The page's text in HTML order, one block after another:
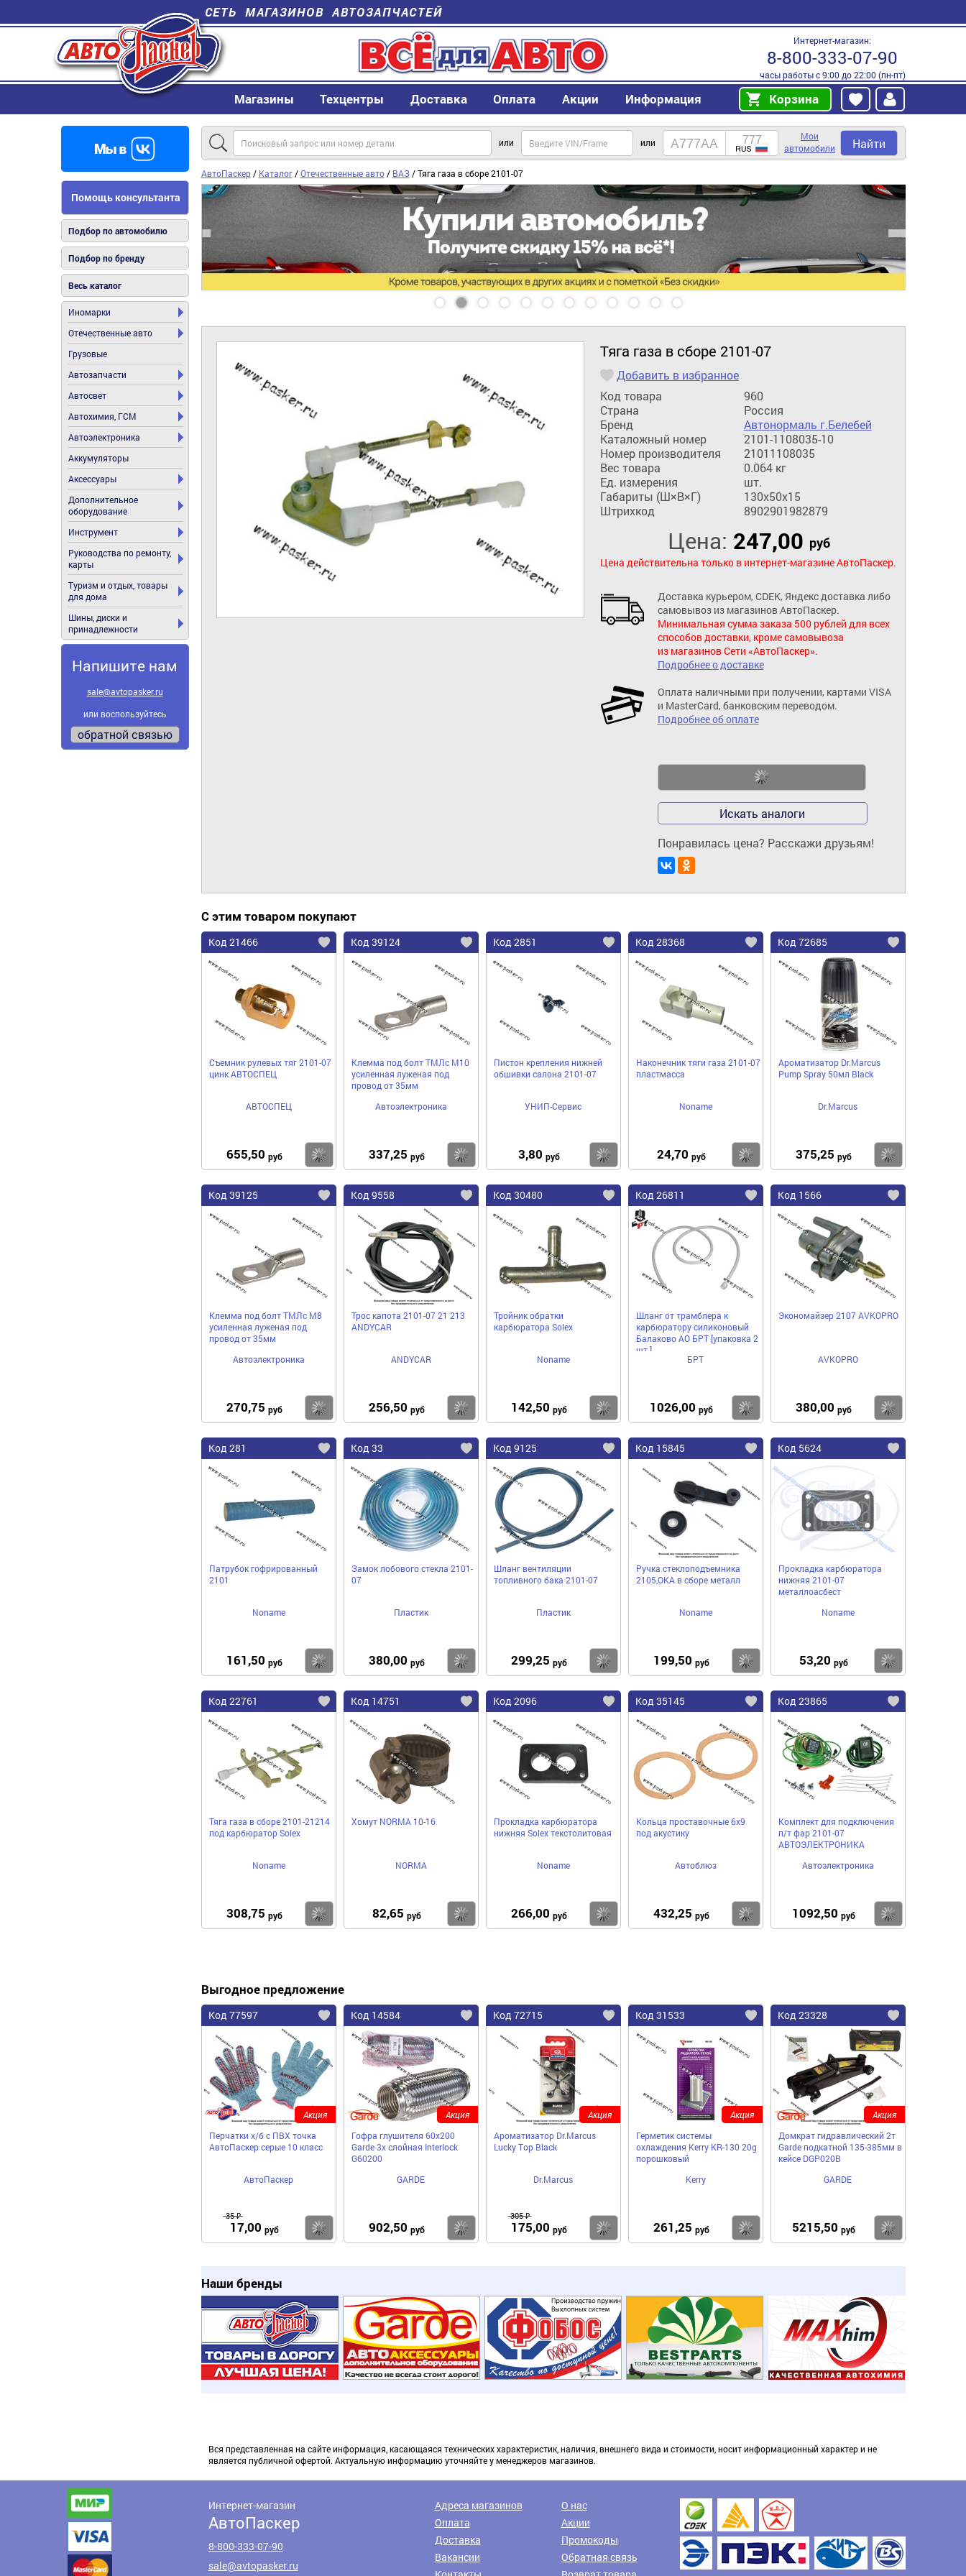
СЕТЬ МАГАЗИНОВ АВТОЗАПЧАСТЕЙ
Интернет-магазин:
8-800-333-07-90
часы работы с 9:00 до 22:00 (пн-пт)
Магазины Техцентры Доставка Оплата Акции Информация Корзина
Помощь консультанта
Подбор по автомобилю
Подбор по бренду
Весь каталог
Иномарки
Отечественные авто
Грузовые
Автозапчасти
Автосвет
Автохимия, ГСМ
Автоэлектроника
Аккумуляторы
Аксессуары
Дополнительное
оборудование
Инструмент
Руководства по ремонту,
карты
Туризм и отдых, товары
для дома
Шины, диски и
принадлежности
Напишите нам
sale@avtopasker.ru
или воспользуйтесь
обратной связью
или или
Мои
автомобили
Найти
АвтоПаскер/ Каталог/Отечественные авто/ ВАЗ/ Тяга газа в сборе 2101-07
Тяга газа в сборе 2101-07
Добавить в избранное
Код товара
960
Страна
Россия
Бренд
Автонормаль г.Белебей
Каталожный номер
2101-1108035-10
Номер производителя
21011108035
Вес товара
0.064 кг
Ед. измерения
шт.
Габариты (Ш×В×Г)
130x50x15
Штрихкод
8902901982879
Цена: 247,00 руб
Цена действительна только в интернет-магазине АвтоПаскер.
Доставка курьером, CDEK, Яндекс доставка либо
самовывоз из магазинов АвтоПаскер.
Минимальная сумма заказа 500 рублей для всех
способов доставки, кроме самовывоза
из магазинов Сети «АвтоПаскер».
Подробнее о доставке
Оплата наличными при получении, картами VISA
и MasterCard, банковским переводом.
Подробнее об оплате
Искать аналоги
Понравилась цена? Расскажи друзьям!
С этим товаром покупают
Код 21466
Съемник рулевых тяг 2101-07
цинк АВТОСПЕЦ
АВТОСПЕЦ
655,50 руб Купить
Код 39124
Клемма под болт ТМЛс М10
усиленная луженая под
провод от 35мм
Автоэлектроника
337,25 руб Купить
Код 2851
Пистон крепления нижней
обшивки салона 2101-07
УНИП-Сервис
3,80 руб Купить
Код 28368
Наконечник тяги газа 2101-07
пластмасса
Noname
24,70 руб Купить
Код 72685
Ароматизатор Dr.Marcus
Pump Spray 50мл Black
Dr.Marcus
375,25 руб
Код 39125
Клемма под болт ТМЛс М8
усиленная луженая под
провод от 35мм
Автоэлектроника
270,75 руб Купить
Код 9558
Трос капота 2101-07 21 213
ANDYСAR
ANDYCAR
256,50 руб Купить
Код 30480
Тройник обратки
карбюратора Solex
Noname
142,50 руб Купить
Код 26811
Шланг от трамблера к
карбюратору силиконовый
Балаково АО БРТ [упаковка 2
шт.]
БРТ
1026,00 руб Купить
Код 1566
Экономайзер 2107 AVKOPRO
AVKOPRO
380,00 руб
Код 281
Патрубок гофрированный
2101
Noname
161,50 руб Купить
Код 33
Замок лобового стекла 2101-
07
Пластик
380,00 руб Купить
Код 9125
Шланг вентиляции
топливного бака 2101-07
Пластик
299,25 руб Купить
Код 15845
Ручка стеклоподъемника
2105,ОКА в сборе металл
Noname
199,50 руб Купить
Код 5624
Прокладка карбюратора
нижняя 2101-07
металлоасбест
Noname
53,20 руб
Код 22761
Тяга газа в сборе 2101-21214
под карбюратор Solex
Noname
308,75 руб Купить
Код 14751
Хомут NORMA 10-16
NORMA
82,65 руб Купить
Код 2096
Прокладка карбюратора
нижняя Solex текстолитовая
Noname
266,00 руб Купить
Код 35145
Кольца проставочные 6х9
под акустику
Автоблюз
432,25 руб Купить
Код 23865
Комплект для подключения
п/т фар 2101-07
АВТОЭЛЕКТРОНИКА
Автоэлектроника
1092,50 руб
Выгодное предложение
Код 77597
Перчатки х/б с ПВХ точка
АвтоПаскер серые 10 класс
АвтоПаскер
35 ₽
17,00 руб Купить
Акция
Код 14584
Гофра глушителя 60x200
Garde 3х слойная Interloсk
G60200
GARDE
902,50 руб Купить
Акция
Код 72715
Ароматизатор Dr.Marcus
Lucky Top Black
Dr.Marcus
305 ₽
175,00 руб Купить
Акция
Код 31533
Герметик системы
охлаждения Kerry KR-130 20g
порошковый
Kerry
261,25 руб Купить
Акция
Код 23328
Домкрат гидравлический 2т
Garde подкатной 135-385мм в
кейсе DGP020B
GARDE
5215,50 руб
Акция
Наши бренды
Вся представленная на сайте информация, касающаяся технических характеристик, наличия, внешнего вида и стоимости, носит информационный характер и не
является публичной офертой. Актуальную информацию уточняйте у менеджеров магазинов.
Интернет-магазин
АвтоПаскер
8-800-333-07-90
sale@avtopasker.ru
Адреса магазинов
О нас
Оплата
Акции
Доставка
Промокоды
Вакансии
Обратная связь
Доставка транспортными компаниями